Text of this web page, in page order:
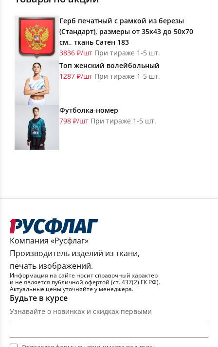
Герб печатный с рамкой из березы
(Стандарт), размеры от 35х43 до 50х70
см., ткань Сатен 183
3836 ₽/шт При тираже 1-5 шт.
Топ женский волейбольный
1287 ₽/шт При тираже 1-5 шт.
Футболка-номер
798 ₽/шт При тираже 1-5 шт.
Компания «Русфлаг»
Производитель изделий из ткани,
печать изображений.
Информация на сайте носит справочный характер
и не является публичной офертой (ст. 437(2) ГК РФ).
Актуальные цены уточняйте у менеджера.
Будьте в курсе
Узнавайте о новинках и скидках первыми